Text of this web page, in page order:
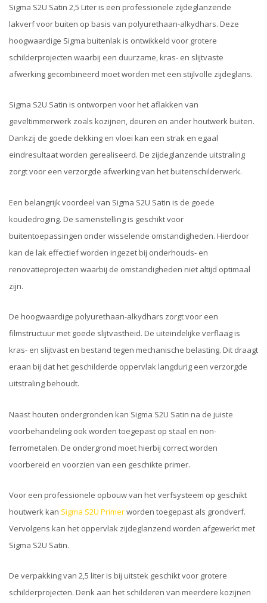
Sigma S2U Satin 2,5 Liter is een professionele zijdeglanzende
lakverf voor buiten op basis van polyurethaan-alkydhars. Deze
hoogwaardige Sigma buitenlak is ontwikkeld voor grotere
schilderprojecten waarbij een duurzame, kras- en slijtvaste
afwerking gecombineerd moet worden met een stijlvolle zijdeglans.
Sigma S2U Satin is ontworpen voor het aflakken van
geveltimmerwerk zoals kozijnen, deuren en ander houtwerk buiten.
Dankzij de goede dekking en vloei kan een strak en egaal
eindresultaat worden gerealiseerd. De zijdeglanzende uitstraling
zorgt voor een verzorgde afwerking van het buitenschilderwerk.
Een belangrijk voordeel van Sigma S2U Satin is de goede
koudedroging. De samenstelling is geschikt voor
buitentoepassingen onder wisselende omstandigheden. Hierdoor
kan de lak effectief worden ingezet bij onderhouds- en
renovatieprojecten waarbij de omstandigheden niet altijd optimaal
zijn.
De hoogwaardige polyurethaan-alkydhars zorgt voor een
filmstructuur met goede slijtvastheid. De uiteindelijke verflaag is
kras- en slijtvast en bestand tegen mechanische belasting. Dit draagt
eraan bij dat het geschilderde oppervlak langdurig een verzorgde
uitstraling behoudt.
Naast houten ondergronden kan Sigma S2U Satin na de juiste
voorbehandeling ook worden toegepast op staal en non-
ferrometalen. De ondergrond moet hierbij correct worden
voorbereid en voorzien van een geschikte primer.
Voor een professionele opbouw van het verfsysteem op geschikt
houtwerk kan Sigma S2U Primerworden toegepast als grondverf.
Vervolgens kan het oppervlak zijdeglanzend worden afgewerkt met
Sigma S2U Satin.
De verpakking van 2,5 liter is bij uitstek geschikt voor grotere
schilderprojecten. Denk aan het schilderen van meerdere kozijnen